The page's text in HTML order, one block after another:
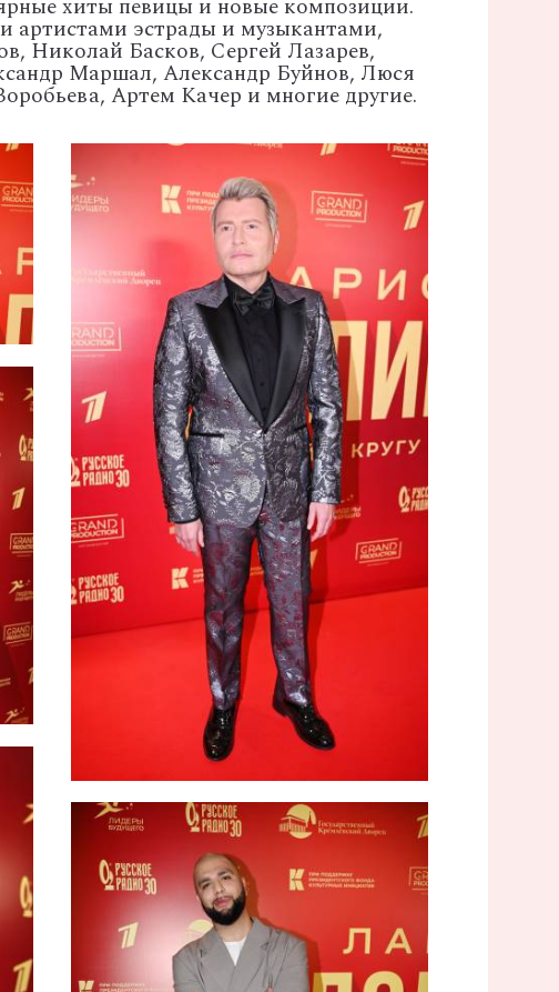
хиты певицы и новые композиции.
артистами эстрады и музыкантами,
Николай Басков, Сергей Лазарев,
Маршал, Александр Буйнов, Люся
Артем Качер и многие другие.